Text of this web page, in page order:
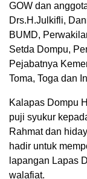
GOW dan
Drs.H.Julkifli,
BUMD,
Setda Dompu,
Pejabatnya
Toma, Toga dan
Kalapas Dompu
puji syukur
Rahmat dan
hadir untuk
lapangan Lapas
walafiat.